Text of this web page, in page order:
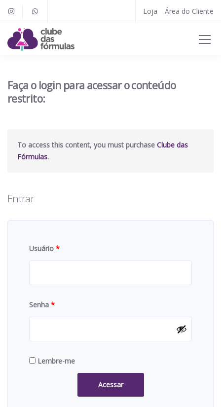
Loja Área do Cliente
Faça o login para acessar o conteúdo
restrito:
To access this content, you must purchase Clube das
Fórmulas.
Entrar
Usuário *
Senha *
Lembre-me
Acessar